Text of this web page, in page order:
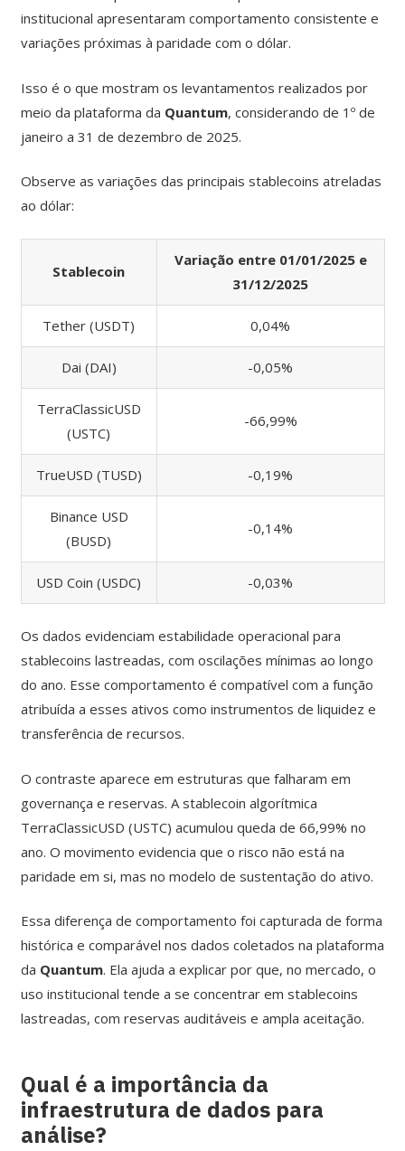
institucional apresentaram comportamento consistente e
variações próximas à paridade com o dólar.
Isso é o que mostram os levantamentos realizados por
meio da plataforma da Quantum, considerando de 1º de
janeiro a 31 de dezembro de 2025.
Observe as variações das principais stablecoins atreladas
ao dólar:
Stablecoin
Variação entre 01/01/2025 e
31/12/2025
Tether (USDT) 0,04%
Dai (DAI) -0,05%
TerraClassicUSD
(USTC)
-66,99%
TrueUSD (TUSD) -0,19%
Binance USD
(BUSD)
-0,14%
USD Coin (USDC) -0,03%
Os dados evidenciam estabilidade operacional para
stablecoins lastreadas, com oscilações mínimas ao longo
do ano. Esse comportamento é compatível com a função
atribuída a esses ativos como instrumentos de liquidez e
transferência de recursos.
O contraste aparece em estruturas que falharam em
governança e reservas. A stablecoin algorítmica
TerraClassicUSD (USTC) acumulou queda de 66,99% no
ano. O movimento evidencia que o risco não está na
paridade em si, mas no modelo de sustentação do ativo.
Essa diferença de comportamento foi capturada de forma
histórica e comparável nos dados coletados na plataforma
da Quantum. Ela ajuda a explicar por que, no mercado, o
uso institucional tende a se concentrar em stablecoins
lastreadas, com reservas auditáveis e ampla aceitação.
Qual é a importância da
infraestrutura de dados para
análise?